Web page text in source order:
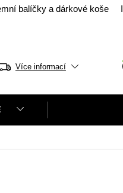
balíčky a dárkové koše
Více informací